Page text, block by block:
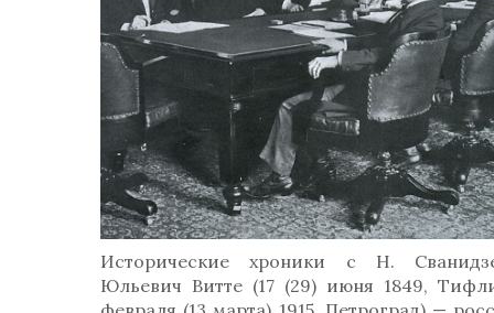
Исторические хроники с Н.
Юльевич Витте (17 (29) июня 1849,